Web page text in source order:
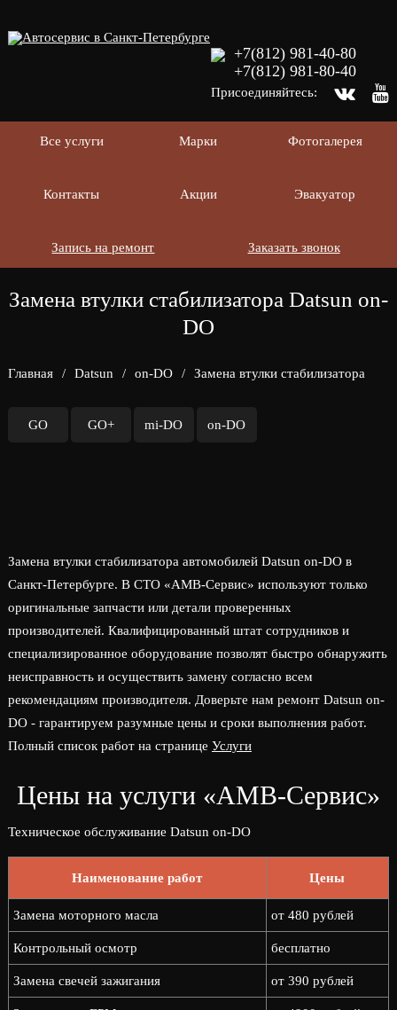
+7(812) 981-40-80
+7(812) 981-80-40
Присоединяйтесь:
Все услуги Марки Фотогалерея
Контакты Акции Эвакуатор
Заказать звонок
Запись на ремонт
Замена втулки стабилизатора Datsun on-
DO
Главная / Datsun / on-DO / Замена втулки стабилизатора
GO GO+ mi-DO on-DO
Замена втулки стабилизатора автомобилей Datsun on-DO в
Санкт-Петербурге. В СТО «АМВ-Сервис» используют только
оригинальные запчасти или детали проверенных
производителей. Квалифицированный штат сотрудников и
специализированное оборудование позволят быстро обнаружить
неисправность и осуществить замену согласно всем
рекомендациям производителя. Доверьте нам ремонт Datsun on-
DO - гарантируем разумные цены и сроки выполнения работ.
Полный список работ на странице Услуги
Цены на услуги «АМВ-Сервис»
Техническое обслуживание Datsun on-DO
Наименование работ Цены
Замена моторного масла от 480 рублей
Контрольный осмотр бесплатно
Замена свечей зажигания от 390 рублей